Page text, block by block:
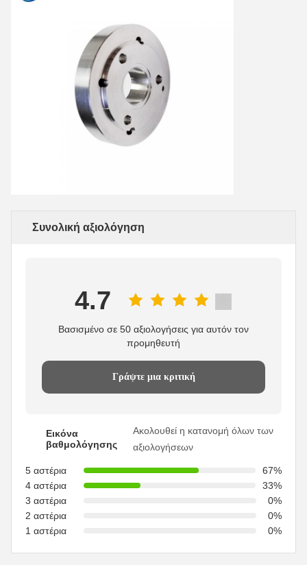
Συνολική αξιολόγηση
4.7
Βασισμένο σε 50 αξιολογήσεις για αυτόν τον
προμηθευτή
Γράψτε μια κριτική
Εικόνα
βαθμολόγησης
Ακολουθεί η κατανομή όλων των
αξιολογήσεων
5 αστέρια
67%
4 αστέρια
33%
3 αστέρια
0%
2 αστέρια
0%
1 αστέρια
0%